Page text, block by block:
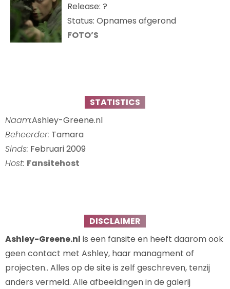
Release: ?
Status: Opnames afgerond
FOTO’S
STATISTICS
Naam:Ashley-Greene.nl
Beheerder: Tamara
Sinds: Februari 2009
Host: Fansitehost
DISCLAIMER
Ashley-Greene.nl is een fansite en heeft daarom ook
geen contact met Ashley, haar managment of
projecten.. Alles op de site is zelf geschreven, tenzij
anders vermeld. Alle afbeeldingen in de galerij